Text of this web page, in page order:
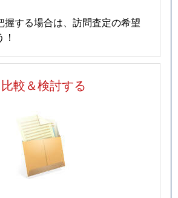
握する場合は、訪問査定の希望
比較＆検討する